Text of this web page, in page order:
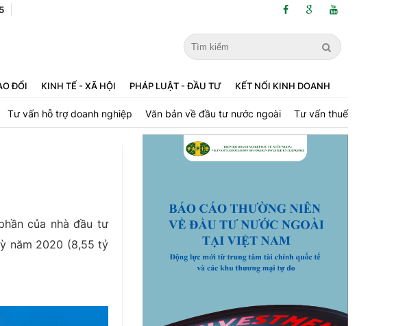
ĐỔI KINH TẾ - XÃ HỘI PHÁP LUẬT - ĐẦU TƯ KẾT NỐI KINH DOANH
Tư vấn hỗ trợ doanh nghiệp Văn bản về đầu tư nước ngoài Tư vấn thuế
của nhà đầu tư
năm 2020 (8,55 tỷ